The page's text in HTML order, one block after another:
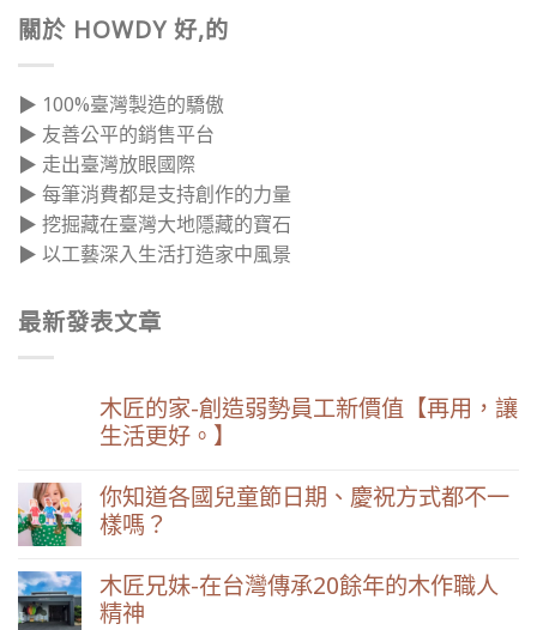
關於 HOWDY 好,的
▶ 100%臺灣製造的驕傲
▶ 友善公平的銷售平台
▶ 走出臺灣放眼國際
▶ 每筆消費都是支持創作的力量
▶ 挖掘藏在臺灣大地隱藏的寶石
▶ 以工藝深入生活打造家中風景
最新發表文章
木匠的家-創造弱勢員工新價值【再用，讓
生活更好。】
你知道各國兒童節日期、慶祝方式都不一
樣嗎？
木匠兄妹-在台灣傳承20餘年的木作職人
精神